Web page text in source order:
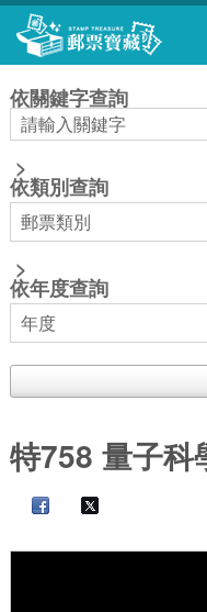
跳到主要內容區塊
依關鍵字查詢
>
依類別查詢
>
依年度查詢
特758 量子科